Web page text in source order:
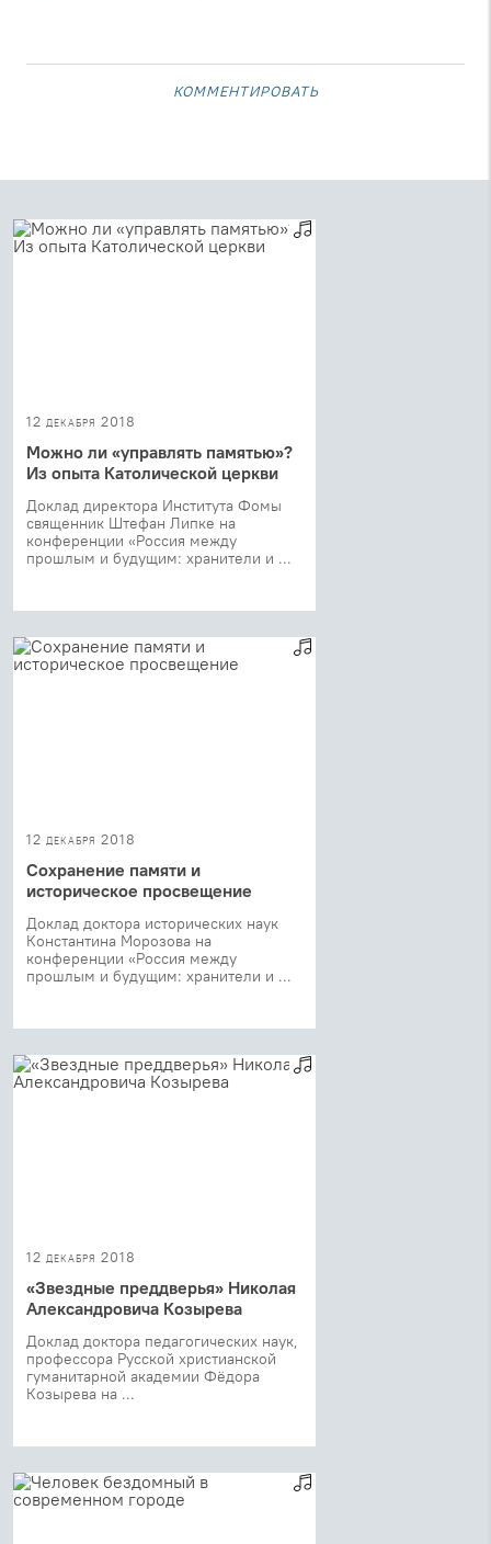
комментировать
12 декабря 2018
Можно ли «управлять памятью»?
Из опыта Католической церкви
Доклад директора Института Фомы
священник Штефан Липке на
конференции «Россия между
прошлым и будущим: хранители и ...
12 декабря 2018
Сохранение памяти и
историческое просвещение
Доклад доктора исторических наук
Константина Морозова на
конференции «Россия между
прошлым и будущим: хранители и ...
12 декабря 2018
«Звездные преддверья» Николая
Александровича Козырева
Доклад доктора педагогических наук,
профессора Русской христианской
гуманитарной академии Фёдора
Козырева на ...